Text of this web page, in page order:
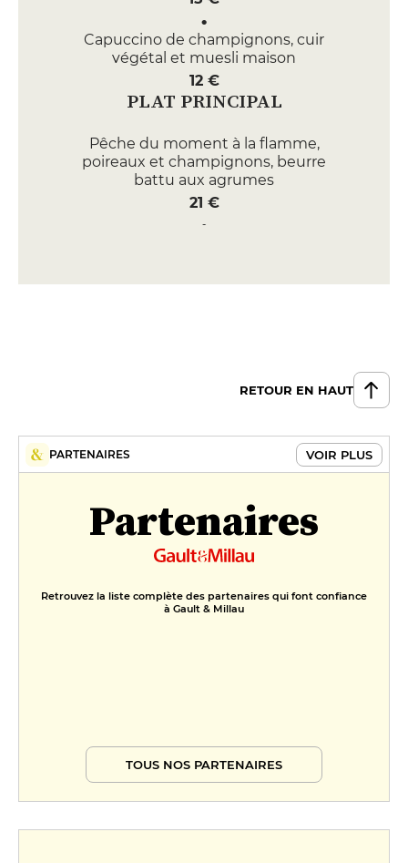
Capuccino de champignons, cuir
végétal et muesli maison
12 €
PLAT PRINCIPAL
Pêche du moment à la flamme,
poireaux et champignons, beurre
battu aux agrumes
21 €
28 €
et biscuit moelleux aux épices
9 €
RETOUR EN HAUT
PARTENAIRES VOIR PLUS
Partenaires
Retrouvez la liste complète des partenaires qui font confiance
à Gault & Millau
TOUS NOS PARTENAIRES